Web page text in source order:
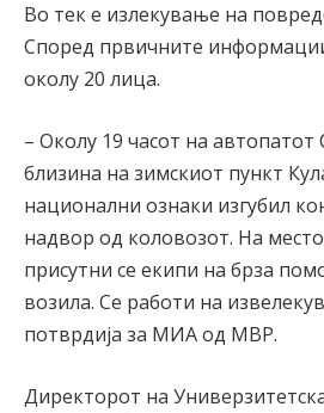
Во тек е излекување на
Според првичните
околу 20 лица.
– Околу 19 часот на автопатот
близина на зимскиот пункт
национални ознаки изгубил
надвор од коловозот. На
присутни се екипи на брза
возила. Се работи на
потврдија за МИА од МВР.
Директорот на